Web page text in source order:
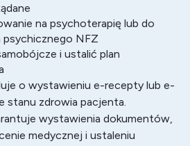
na psychoterapię lub do
psychicznego NFZ
i ustalić plan
o wystawieniu e-recepty lub e-
stanu zdrowia pacjenta.
wystawienia dokumentów,
medycznej i ustaleniu